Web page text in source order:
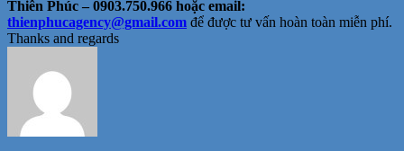
Thiên Phúc – 0903.750.966 hoặc email:
thienphucagency@gmail.com để được tư vấn hoàn toàn miễn phí.
Thanks and regards